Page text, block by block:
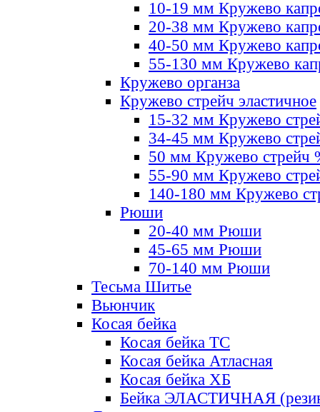
10-19 мм Кружево
20-38 мм Кружево
40-50 мм Кружево
55-130 мм Кружево
Кружево органза
Кружево стрейч эластичное
15-32 мм Кружево
34-45 мм Кружево
50 мм Кружево стрейч
55-90 мм Кружево
140-180 мм Кружево
Рюши
20-40 мм Рюши
45-65 мм Рюши
70-140 мм Рюши
Тесьма Шитье
Вьюнчик
Косая бейка
Косая бейка ТС
Косая бейка Атласная
Косая бейка ХБ
Бейка ЭЛАСТИЧНАЯ